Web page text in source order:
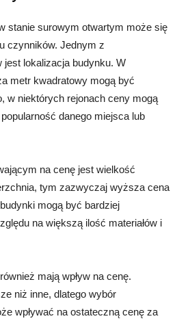
stanie surowym otwartym może się
czynników. Jednym z
lokalizacja budynku. W
metr kwadratowy mogą być
w niektórych rejonach ceny mogą
danego miejsca lub
na cenę jest wielkość
tym zazwyczaj wyższa cena
mogą być bardziej
na większą ilość materiałów i
mają wpływ na cenę.
niż inne, dlatego wybór
wpływać na ostateczną cenę za